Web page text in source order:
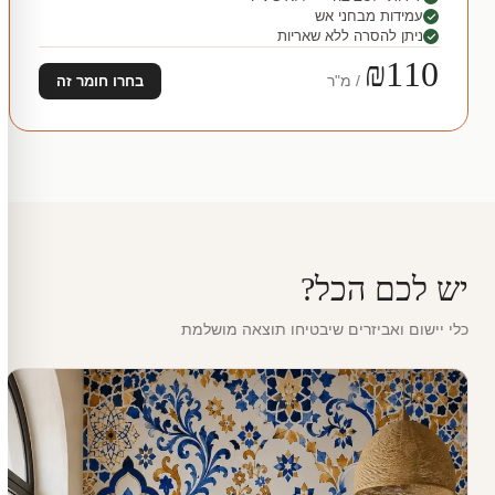
עמידות מבחני אש
ניתן להסרה ללא שאריות
₪110 / מ"ר בחרו חומר זה
יש לכם הכל?
כלי יישום ואביזרים שיבטיחו תוצאה מושלמת